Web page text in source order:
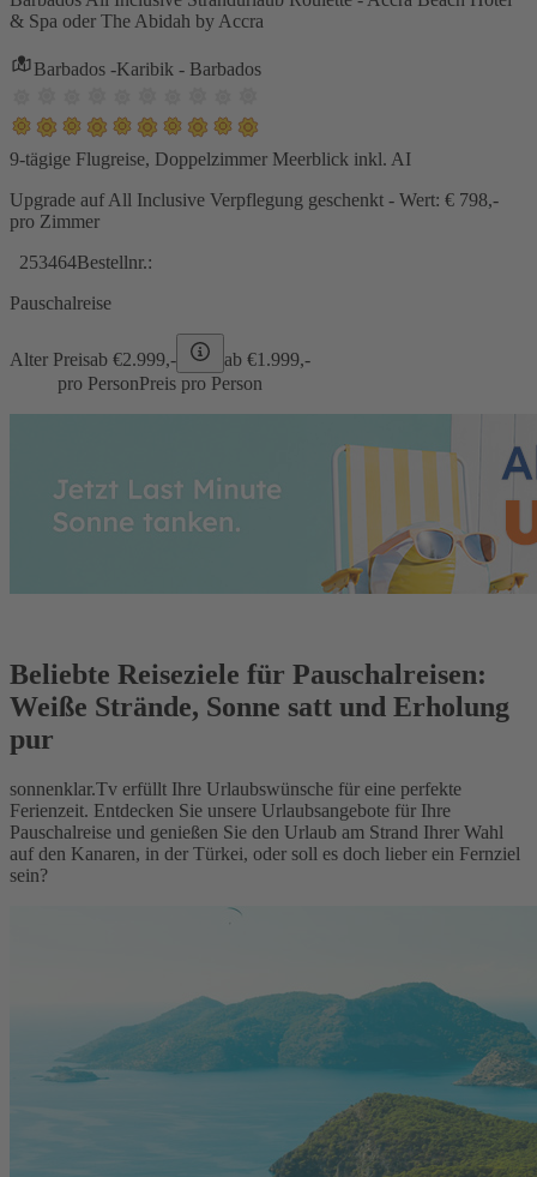
& Spa oder The Abidah by Accra
Barbados -Karibik - Barbados
9-tägige Flugreise, Doppelzimmer Meerblick inkl. AI
Upgrade auf All Inclusive Verpflegung geschenkt - Wert: € 798,-
pro Zimmer
253464Bestellnr.:
Pauschalreise
Alter Preisab €2.999,- ab €1.999,-
pro PersonPreis pro Person
Beliebte Reiseziele für Pauschalreisen:
Weiße Strände, Sonne satt und Erholung
pur
sonnenklar.Tv erfüllt Ihre Urlaubswünsche für eine perfekte
Ferienzeit. Entdecken Sie unsere Urlaubsangebote für Ihre
Pauschalreise und genießen Sie den Urlaub am Strand Ihrer Wahl
auf den Kanaren, in der Türkei, oder soll es doch lieber ein Fernziel
sein?